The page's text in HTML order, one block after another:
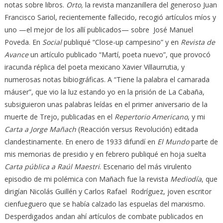
notas sobre libros. Orto, la revista manzanillera del generoso Juan
Francisco Sariol, recientemente fallecido, recogió artículos míos y
uno —el mejor de los allí publicados— sobre José Manuel
Poveda. En Socialpubliqué “Close-up campesino” y en Revista de
Avanceun artículo publicado “Martí, poeta nuevo”, que provocó
iracunda réplica del poeta mexicano Xavier Villaurrutia, y
numerosas notas bibiográficas. A “Tiene la palabra el camarada
máuser”, que vio la luz estando yo en la prisión de La Cabaña,
subsiguieron unas palabras leídas en el primer aniversario de la
muerte de Trejo, publicadas en el Repertorio Americano, y mi
Carta a Jorge Mañach (Reacción versus Revolución) editada
clandestinamente. En enero de 1933 difundí en El Mundoparte de
mis memorias de presidio y en febrero publiqué en hoja suelta
Carta pública a Raúl Maestri. Escenario del más virulento
episodio de mi polémica con Mañach fue la revista Mediodía, que
dirigían Nicolás Guillén y Carlos Rafael Rodríguez, joven escritor
cienfueguero que se había calzado las espuelas del marxismo.
Desperdigados andan ahí artículos de combate publicados en